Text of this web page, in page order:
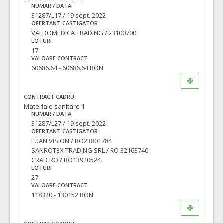
26.400,00 - 633.600,00 Leu
19. Sonde de aspiratie traheala
COD CPV:
VALOAREA ESTIMATA FARA
18. Sonde endotraheale fara balonas
COD CPV: 33141641-5 Sonde (Rev.2)
VALOAREA ESTIMATA FARA
TVA:
214,40 - 5.612,80 Leu
26. Set recoltor secretii traheale
33141600-6 Recipiente si pungi de recoltare, drenaj si truse (Rev.2)
NUMAR / DATA
31287/L17 / 19 sept. 2022
OFERTANT CASTIGATOR
VALDOMEDICA TRADING / 23100700
LOTURI
17
VALOARE CONTRACT
60686.64 - 60686.64 RON
CONTRACT CADRU
Materiale sanitare 1
NUMAR / DATA
31287/L27 / 19 sept. 2022
OFERTANT CASTIGATOR
LUAN VISION / RO23801784
SANROTEX TRADING SRL / RO 32163740
CRAD RO / RO13920524
LOTURI
27
VALOARE CONTRACT
118320 - 130152 RON